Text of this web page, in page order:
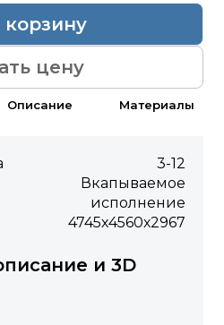
Описание Материалы
3-12
Вкапываемое
исполнение
4745х4560х2967
и 3D
цену
корзину